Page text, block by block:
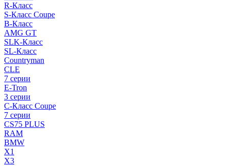
R-Класс
S-Класс Сoupe
B-Класс
AMG GT
SLK-Класс
SL-Класс
Countryman
CLE
7 серии
E-Tron
3 серии
C-Класс Coupe
7 серии
CS75 PLUS
RAM
BMW
X1
X3